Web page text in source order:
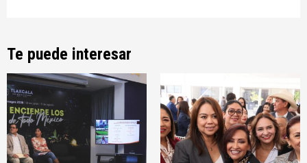
Te puede interesar